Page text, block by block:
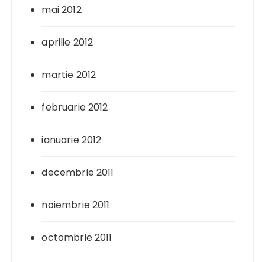
mai 2012
aprilie 2012
martie 2012
februarie 2012
ianuarie 2012
decembrie 2011
noiembrie 2011
octombrie 2011